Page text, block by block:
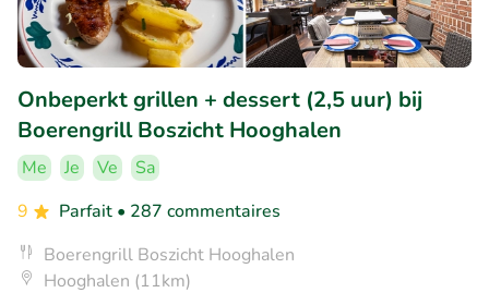
Onbeperkt grillen + dessert (2,5 uur) bij
Boerengrill Boszicht Hooghalen
Me Je Ve
Sa
9
Parfait • 287 commentaires
Boerengrill Boszicht Hooghalen
Hooghalen (11km)